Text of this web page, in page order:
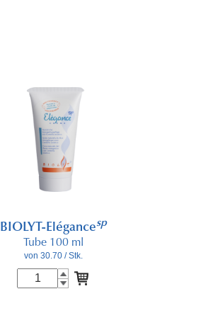
BIOLYT-Elégancesp
Tube 100 ml
von 30.70/ Stk.